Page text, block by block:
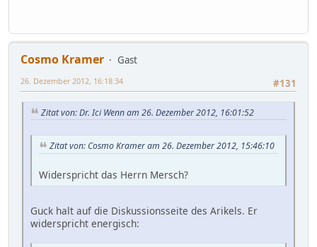
Cosmo Kramer
Gast
#131
26. Dezember 2012, 16:18:34
Zitat von: Dr. Ici Wenn am 26. Dezember 2012, 16:01:52
Zitat von: Cosmo Kramer am 26. Dezember 2012, 15:46:10
Widerspricht das Herrn Mersch?
Guck halt auf die Diskussionsseite des Arikels. Er
widerspricht energisch: